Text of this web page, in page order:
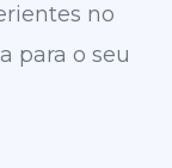
no
para o seu